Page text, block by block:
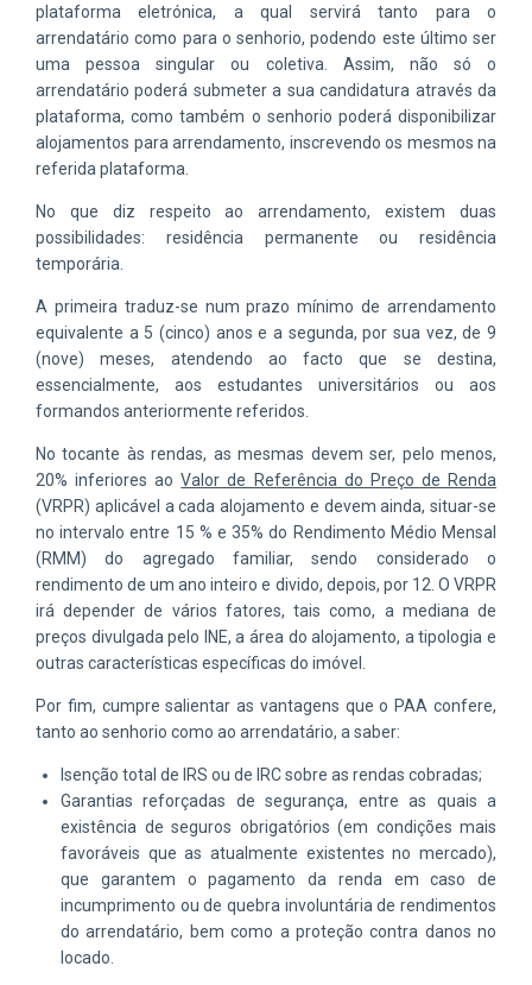
plataforma eletrónica, a qual servirá tanto para o
arrendatário como para o senhorio, podendo este último ser
uma pessoa singular ou coletiva. Assim, não só o
arrendatário poderá submeter a sua candidatura através da
plataforma, como também o senhorio poderá disponibilizar
alojamentos para arrendamento, inscrevendo os mesmos na
referida plataforma.
No que diz respeito ao arrendamento, existem duas
possibilidades: residência permanente ou residência
temporária.
A primeira traduz-se num prazo mínimo de arrendamento
equivalente a 5 (cinco) anos e a segunda, por sua vez, de 9
(nove) meses, atendendo ao facto que se destina,
essencialmente, aos estudantes universitários ou aos
formandos anteriormente referidos.
No tocante às rendas, as mesmas devem ser, pelo menos,
20% inferiores aoValor de Referência do Preço de Renda
(VRPR) aplicável a cada alojamento e devem ainda, situar-se
no intervalo entre 15 % e 35% do Rendimento Médio Mensal
(RMM) do agregado familiar, sendo considerado o
rendimento de um ano inteiro e divido, depois, por 12. O VRPR
irá depender de vários fatores, tais como, a mediana de
preços divulgada pelo INE, a área do alojamento, a tipologia e
outras características específicas do imóvel.
Por fim, cumpre salientar as vantagens que o PAA confere,
tanto ao senhorio como ao arrendatário, a saber:
Isenção total de IRS ou de IRC sobre as rendas cobradas;
Garantias reforçadas de segurança, entre as quais a
existência de seguros obrigatórios (em condições mais
favoráveis que as atualmente existentes no mercado),
que garantem o pagamento da renda em caso de
incumprimento ou de quebra involuntária de rendimentos
do arrendatário, bem como a proteção contra danos no
locado.